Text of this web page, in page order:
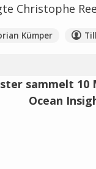
Christophe
Kümper